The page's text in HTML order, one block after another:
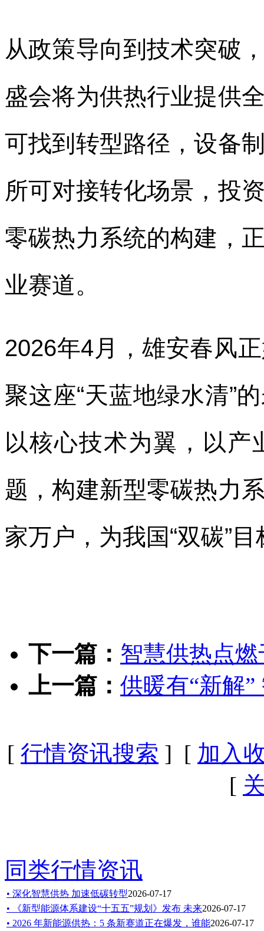
从政策导向到技术突破
盛会将为供热行业提供
可找到转型路径，设备
所可对接转化场景，投
零碳热力系统的构建，
业赛道。
2026年4月，雄安春风
聚这座“天蓝地绿水清”
以核心技术为翼，以产
题，构建新型零碳热力
家万户，为我国“双碳”
下一篇： 智慧供热点
上一篇： 供暖有“新解
[ 行情资讯搜索 ] [ 加入
[
同类行情资讯
• 深化智慧供热 加速低碳转型2026-07-17
• 《新型能源体系建设“十五五”规划》发布 未来2026-07-17
• 2026 年新能源供热：5 条新赛道正在爆发，谁能2026-07-17